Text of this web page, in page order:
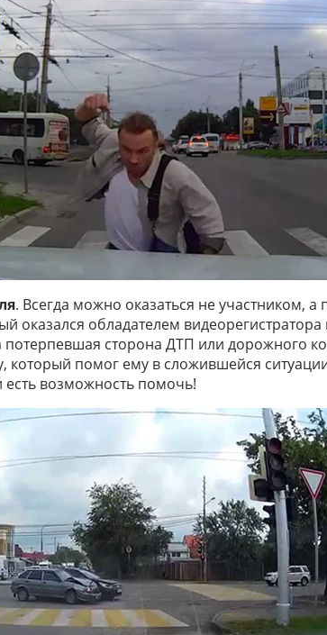
. Всегда можно оказаться не участником, а
оказался обладателем
потерпевшая сторона ДТП или дорожного
который помог ему в сложившейся
возможность помочь!